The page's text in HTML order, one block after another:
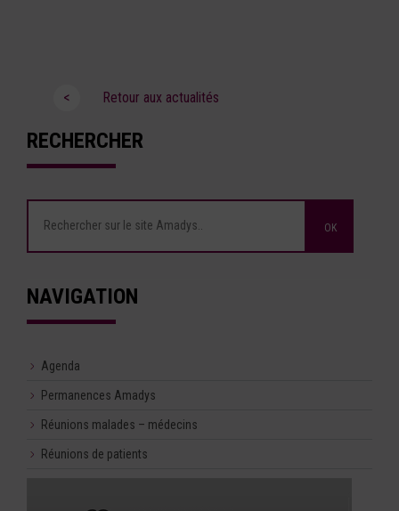
< Retour aux actualités
RECHERCHER
NAVIGATION
Agenda
Permanences Amadys
Réunions malades – médecins
Réunions de patients